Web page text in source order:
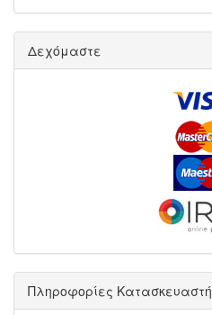
Δεχόμαστε
Πληροφορίες Κατασκευαστή